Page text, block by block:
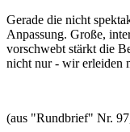
Gerade die nicht
Anpassung. Große,
vorschwebt stärkt die
nicht nur - wir erleiden
(aus "Rundbrief" Nr.